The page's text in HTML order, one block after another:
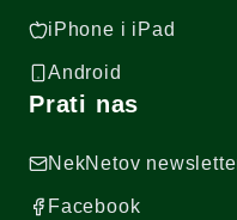
iPhone i iPad
Android
Prati nas
NekNetov
Facebook